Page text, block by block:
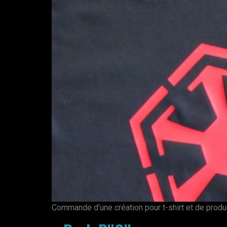
Commande d’une création pour t-shirt et de